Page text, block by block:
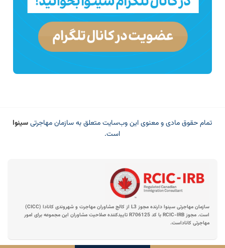
تمام حقوق مادی و معنوی این وب‌سایت متعلق به سازمان مهاجرتیسینوا
است.
سازمان مهاجرتی سینوا دارنده مجوز L3 از کالج مشاوران مهاجرت و شهروندی کانادا (CICC)
است. مجوز RCIC-IRB با کد R706125 تاییدکننده صلاحیت مشاوران این مجموعه برای امور
مهاجرتی کاناداست.